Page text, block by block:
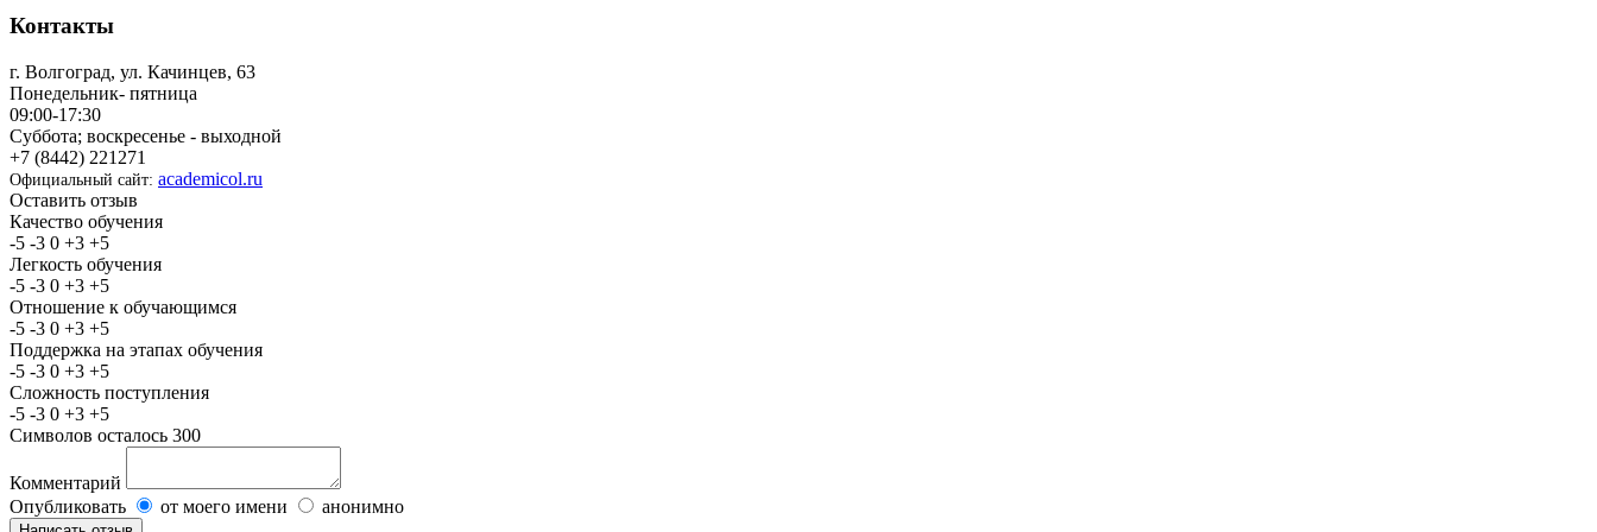
Контакты
г. Волгоград, ул. Качинцев, 63
Понедельник- пятница
09:00-17:30
Суббота; воскресенье - выходной
+7 (8442) 221271
Официальный сайт: academicol.ru
Оставить отзыв
Качество обучения
-5 -3 0 +3 +5
Легкость обучения
-5 -3 0 +3 +5
Отношение к обучающимся
-5 -3 0 +3 +5
Поддержка на этапах обучения
-5 -3 0 +3 +5
Сложность поступления
-5 -3 0 +3 +5
Символов осталось 300
Комментарий
Опубликовать
от моего имени анонимно